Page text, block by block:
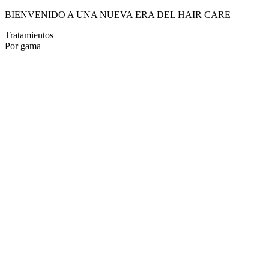
BIENVENIDO A UNA NUEVA ERA DEL HAIR CARE
Tratamientos
Por gama